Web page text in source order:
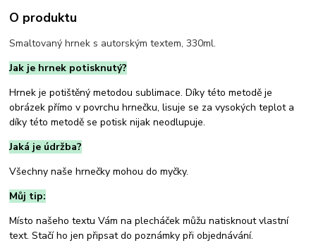
O produktu
Smaltovaný hrnek s autorským textem, 330ml.
Jak je hrnek potisknutý?
Hrnek je potištěný metodou sublimace. Díky této metodě je
obrázek přímo v povrchu hrnečku, lisuje se za vysokých teplot a
díky této metodě se potisk nijak neodlupuje.
Jaká je údržba?
Všechny naše hrnečky mohou do myčky.
Můj tip:
Místo našeho textu Vám na plecháček můžu natisknout vlastní
text. Stačí ho jen připsat do poznámky při objednávání.